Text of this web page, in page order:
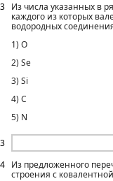
3
3
Из числа указанных в
каждого из которых
водородных
1) O
2) Se
3) Si
4) C
5) N
4
Из предложенного
строения с